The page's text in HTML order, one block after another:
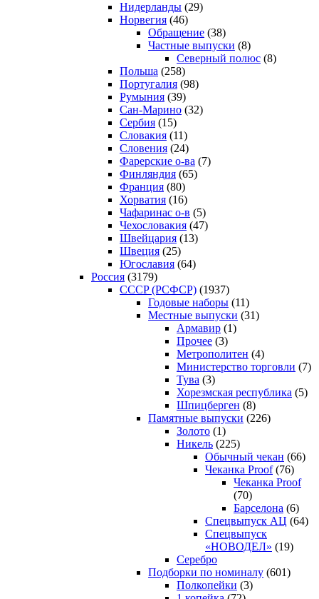
Нидерланды (29)
Норвегия (46)
Обращение (38)
Частные выпуски (8)
Северный полюс (8)
Польша (258)
Португалия (98)
Румыния (39)
Сан-Марино (32)
Сербия (15)
Словакия (11)
Словения (24)
Фарерские о-ва (7)
Финляндия (65)
Франция (80)
Хорватия (16)
Чафаринас о-в (5)
Чехословакия (47)
Швейцария (13)
Швеция (25)
Югославия (64)
Россия (3179)
CCCP (РСФСР) (1937)
Годовые наборы (11)
Местные выпуски (31)
Армавир (1)
Прочее (3)
Метрополитен (4)
Министерство торговли (7)
Тува (3)
Хорезмская республика (5)
Шпицберген (8)
Памятные выпуски (226)
Золото (1)
Никель (225)
Обычный чекан (66)
Чеканка Proof(76)
Чеканка Proof
(70)
Барселона (6)
Спецвыпуск АЦ (64)
Спецвыпуск
«НОВОДЕЛ» (19)
Серебро
Подборки по номиналу (601)
Полкопейки (3)